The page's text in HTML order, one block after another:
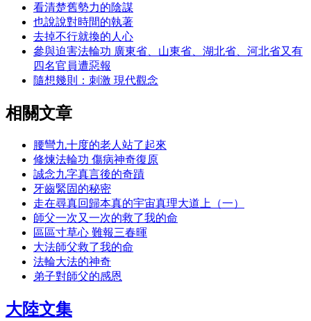
看清楚舊勢力的陰謀
也說說對時間的執著
去掉不行就換的人心
參與迫害法輪功 廣東省、山東省、湖北省、河北省又有
四名官員遭惡報
隨想幾則：刺激 現代觀念
相關文章
腰彎九十度的老人站了起來
修煉法輪功 傷病神奇復原
誠念九字真言後的奇蹟
牙齒緊固的秘密
走在尋真回歸本真的宇宙真理大道上（一）
師父一次又一次的救了我的命
區區寸草心 難報三春暉
大法師父救了我的命
法輪大法的神奇
弟子對師父的感恩
大陸文集